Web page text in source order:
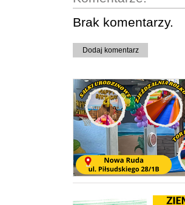
Brak komentarzy.
Dodaj komentarz